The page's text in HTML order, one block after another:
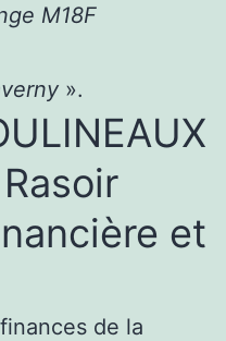
M18F
».
et
de la